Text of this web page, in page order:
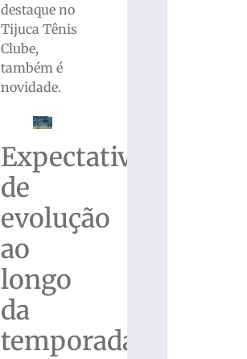
destaque no
Tijuca Tênis
Clube,
também é
novidade.
Expectativa
de
evolução
ao
longo
da
temporada